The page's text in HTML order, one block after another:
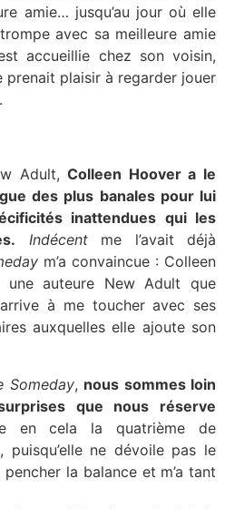
amie… jusqu’au jour où elle
avec sa meilleure amie
accueillie chez son voisin,
prenait plaisir à regarder jouer
Adult,Colleen Hoover a le
des plus banales pour lui
inattendues qui les
Indécentme l’avait déjà
m’a convaincue : Colleen
une auteure New Adult que
arrive à me toucher avec ses
auxquelles elle ajoute son
Someday, nous sommes loin
que nous réserve
en cela la quatrième de
ne dévoile pas le
la balance et m’a tant